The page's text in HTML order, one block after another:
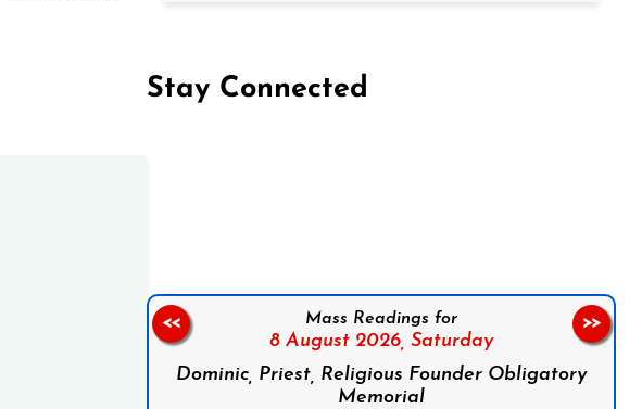
Stay Connected
Mass Readings for
8 August 2026, Saturday
Dominic, Priest, Religious Founder Obligatory
Memorial
<< >>